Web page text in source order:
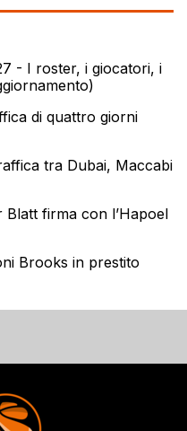
- I roster, i giocatori, i
di quattro giorni
tra Dubai, Maccabi
firma con l’Hapoel
Brooks in prestito